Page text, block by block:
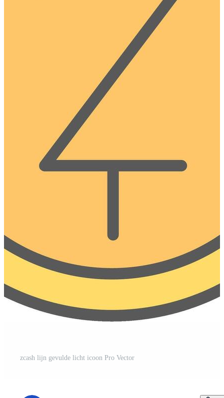
zcash lijn gevulde licht icoon Pro Vector